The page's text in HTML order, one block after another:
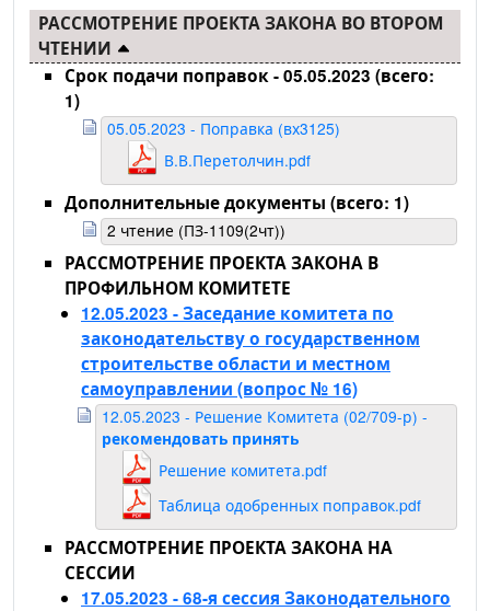
РАССМОТРЕНИЕ ПРОЕКТА ЗАКОНА ВО ВТОРОМ
ЧТЕНИИ
Срок подачи поправок - 05.05.2023 (всего:
1)
05.05.2023 - Поправка (вх3125)
В.В.Перетолчин.pdf
Дополнительные документы (всего: 1)
2 чтение (ПЗ-1109(2чт))
РАССМОТРЕНИЕ ПРОЕКТА ЗАКОНА В
ПРОФИЛЬНОМ КОМИТЕТЕ
12.05.2023 - Заседание комитета по
законодательству о государственном
строительстве области и местном
самоуправлении (вопрос № 16)
12.05.2023 - Решение Комитета (02/709-р) -
рекомендовать принять
Решение комитета.pdf
Таблица одобренных поправок.pdf
РАССМОТРЕНИЕ ПРОЕКТА ЗАКОНА НА
СЕССИИ
17.05.2023 - 68-я сессия Законодательного